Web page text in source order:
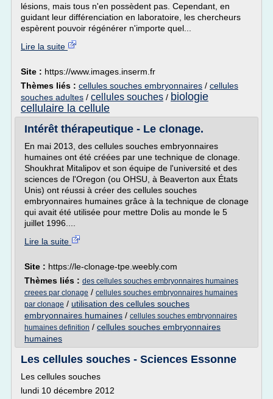
lésions, mais tous n'en possèdent pas. Cependant, en
guidant leur différenciation en laboratoire, les chercheurs
espèrent pouvoir régénérer n'importe quel...
Lire la suite
Site : https://www.images.inserm.fr
Thèmes liés : cellules souches embryonnaires / cellules
souches adultes / cellules souches / biologie
cellulaire la cellule
Intérêt thérapeutique - Le clonage.
En mai 2013, des cellules souches embryonnaires
humaines ont été créées par une technique de clonage.
Shoukhrat Mitalipov et son équipe de l'université et des
sciences de l'Oregon (ou OHSU, à Beaverton aux États
Unis) ont réussi à créer des cellules souches
embryonnaires humaines grâce à la technique de clonage
qui avait été utilisée pour mettre Dolis au monde le 5
juillet 1996....
Lire la suite
Site : https://le-clonage-tpe.weebly.com
Thèmes liés : des cellules souches embryonnaires humaines
creees par clonage / cellules souches embryonnaires humaines
par clonage / utilisation des cellules souches
embryonnaires humaines / cellules souches embryonnaires
humaines definition / cellules souches embryonnaires
humaines
Les cellules souches - Sciences Essonne
Les cellules souches
lundi 10 décembre 2012